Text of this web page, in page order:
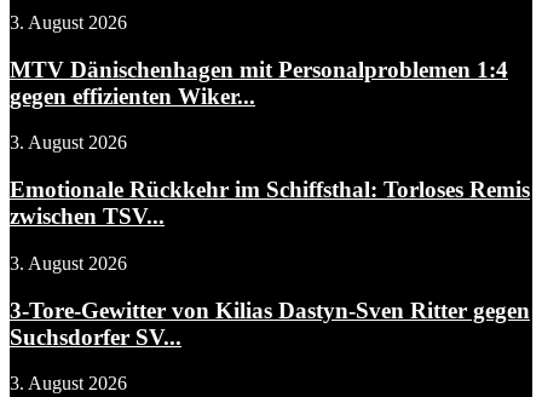
3. August 2026
MTV Dänischenhagen mit Personalproblemen 1:4
gegen effizienten Wiker...
3. August 2026
Emotionale Rückkehr im Schiffsthal: Torloses Remis
zwischen TSV...
3. August 2026
3-Tore-Gewitter von Kilias Dastyn-Sven Ritter gegen
Suchsdorfer SV...
3. August 2026